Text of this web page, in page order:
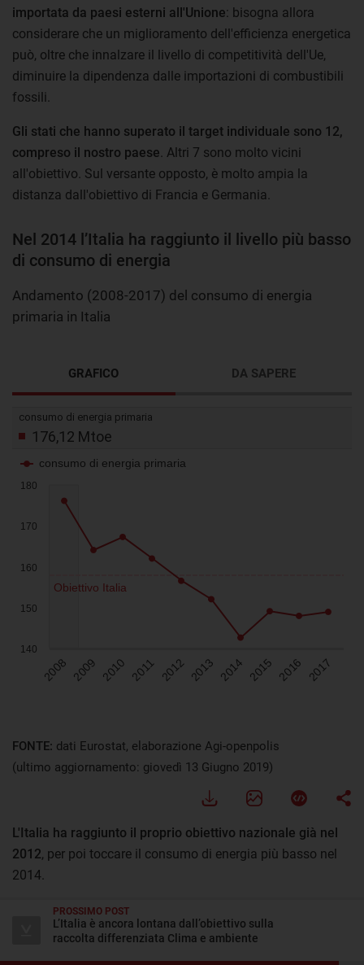
PROSSIMO POST
L’Italia è ancora lontana dall’obiettivo sulla
raccolta differenziata Clima e ambiente
importata da paesi esterni all'Unione: bisogna allora
considerare che un miglioramento dell'efficienza energetica
può, oltre che innalzare il livello di competitività dell'Ue,
diminuire la dipendenza dalle importazioni di combustibili
fossili.
Gli stati che hanno superato il target individuale sono 12,
compreso il nostro paese . Altri 7 sono molto vicini
all'obiettivo. Sul versante opposto, è molto ampia la
distanza dall'obiettivo di Francia e Germania.
Nel 2014 l’Italia ha raggiunto il livello più basso
di consumo di energia
Andamento (2008-2017) del consumo di energia
primaria in Italia
GRAFICO DA SAPERE
FONTE: dati Eurostat, elaborazione Agi-openpolis
(ultimo aggiornamento: giovedì 13 Giugno 2019)
L'Italia ha raggiunto il proprio obiettivo nazionale già nel
2012, per poi toccare il consumo di energia più basso nel
2014.
Andando ad esaminare nello specifico l'andamento nel
tempo, emerge che nel 2017 il consumo di energia primaria